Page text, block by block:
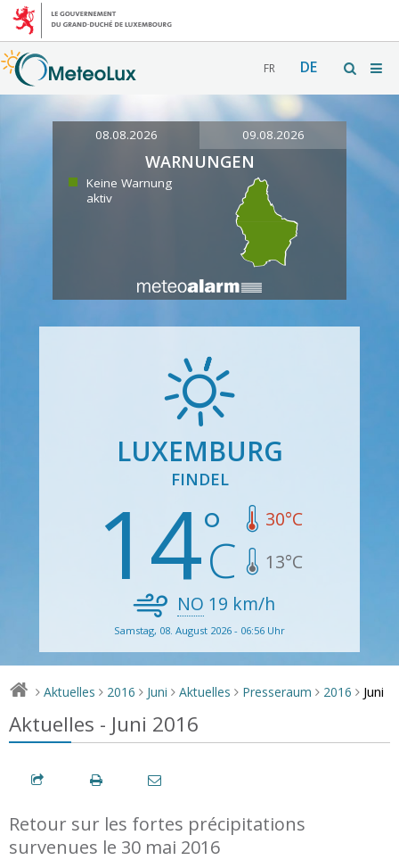
FR DE
08.08.2026 09.08.2026
WARNUNGEN
Keine Warnung
aktiv
LUXEMBURG
FINDEL
14 30°C
13°C
NO 19 km/h
Samstag, 08. August 2026 - 06:56 Uhr
> Aktuelles > 2016 > Juni > Aktuelles > Presseraum > 2016 > Juni
Aktuelles - Juni 2016
Retour sur les fortes précipitations
survenues le 30 mai 2016